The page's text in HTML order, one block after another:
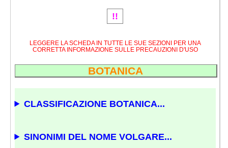
!!
LEGGERE LA SCHEDA IN TUTTE LE SUE SEZIONI PER UNA
CORRETTA INFORMAZIONE SULLE PRECAUZIONI D'USO
BOTANICA
CLASSIFICAZIONE BOTANICA...
SINONIMI DEL NOME VOLGARE...